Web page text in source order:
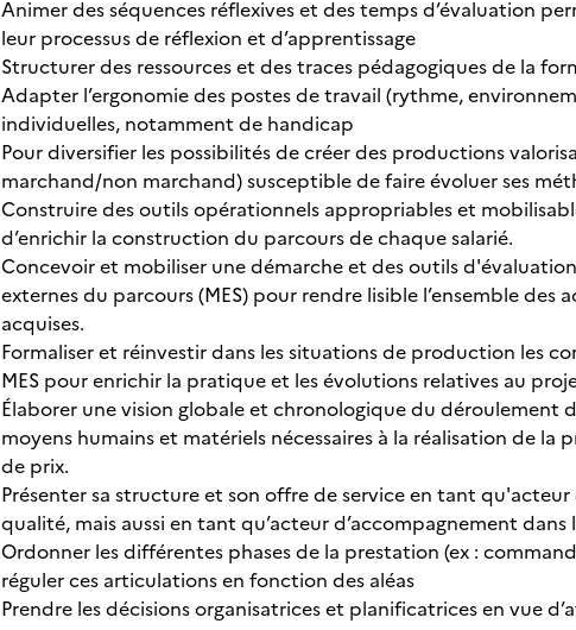
Animer des séquences réflexives et des temps d’évaluation
leur processus de réflexion et d’apprentissage
Structurer des ressources et des traces pédagogiques de la
Adapter l’ergonomie des postes de travail (rythme,
individuelles, notamment de handicap
Pour diversifier les possibilités de créer des productions
marchand/non marchand) susceptible de faire évoluer ses
Construire des outils opérationnels appropriables et
d’enrichir la construction du parcours de chaque salarié.
Concevoir et mobiliser une démarche et des outils
externes du parcours (MES) pour rendre lisible l’ensemble
acquises.
Formaliser et réinvestir dans les situations de production les
MES pour enrichir la pratique et les évolutions relatives au
Élaborer une vision globale et chronologique du déroulement
moyens humains et matériels nécessaires à la réalisation de
de prix.
Présenter sa structure et son offre de service en tant
qualité, mais aussi en tant qu’acteur d’accompagnement dans
Ordonner les différentes phases de la prestation (ex :
réguler ces articulations en fonction des aléas
Prendre les décisions organisatrices et planificatrices en vue